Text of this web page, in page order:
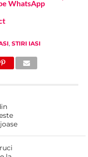
WhatsApp
, STIRI IASI